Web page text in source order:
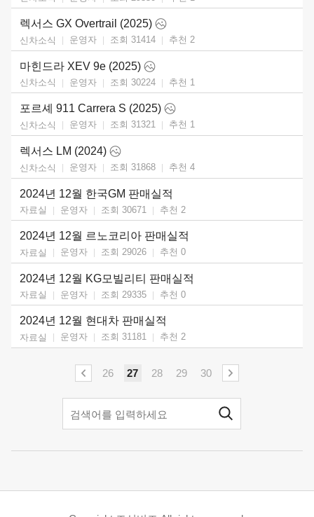
렉서스 GX Overtrail (2025)
신차소식 운영자 조회 31414 추천 2
마힌드라 XEV 9e (2025)
신차소식 운영자 조회 30224 추천 1
포르셰 911 Carrera S (2025)
신차소식 운영자 조회 31321 추천 1
렉서스 LM (2024)
신차소식 운영자 조회 31868 추천 4
2024년 12월 한국GM 판매실적
자료실 운영자 조회 30671 추천 2
2024년 12월 르노코리아 판매실적
자료실 운영자 조회 29026 추천 0
2024년 12월 KG모빌리티 판매실적
자료실 운영자 조회 29335 추천 0
2024년 12월 현대차 판매실적
자료실 운영자 조회 31181 추천 2
26 27 28 29 30